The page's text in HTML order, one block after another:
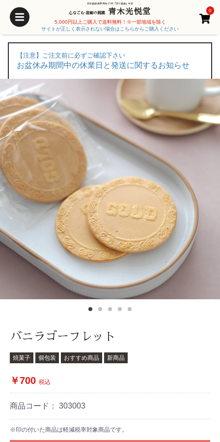
京都老舗 創業 明治25年「京の老舗」受賞
心なごむ 故郷の銘菓 青木光悦堂
5,000円以上ご購入で送料無料！※一部地域を除く
サイトが正しく表示されない場合はこちらからご購入ください
0
【注意】ご注文前に必ずご確認下さい
お盆休み期間中の休業日と発送に関するお知らせ
バニラゴーフレット
焼菓子 個包装 おすすめ商品 新商品
￥700 税込
商品コード： 303003
※印の付いた商品は軽減税率対象商品です。